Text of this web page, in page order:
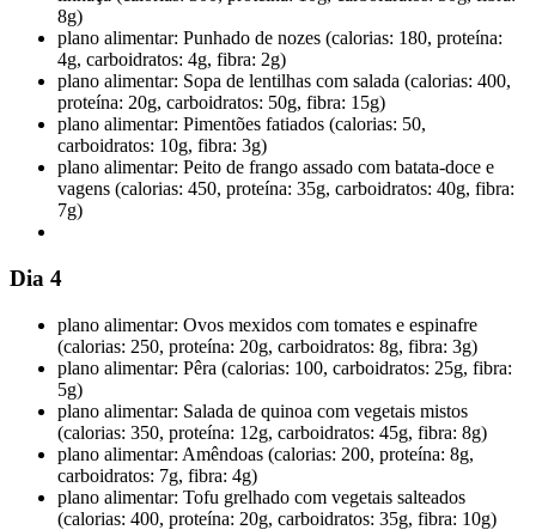
8g)
plano alimentar: Punhado de nozes (calorias: 180, proteína:
4g, carboidratos: 4g, fibra: 2g)
plano alimentar: Sopa de lentilhas com salada (calorias: 400,
proteína: 20g, carboidratos: 50g, fibra: 15g)
plano alimentar: Pimentões fatiados (calorias: 50,
carboidratos: 10g, fibra: 3g)
plano alimentar: Peito de frango assado com batata-doce e
vagens (calorias: 450, proteína: 35g, carboidratos: 40g, fibra:
7g)
Dia 4
plano alimentar: Ovos mexidos com tomates e espinafre
(calorias: 250, proteína: 20g, carboidratos: 8g, fibra: 3g)
plano alimentar: Pêra (calorias: 100, carboidratos: 25g, fibra:
5g)
plano alimentar: Salada de quinoa com vegetais mistos
(calorias: 350, proteína: 12g, carboidratos: 45g, fibra: 8g)
plano alimentar: Amêndoas (calorias: 200, proteína: 8g,
carboidratos: 7g, fibra: 4g)
plano alimentar: Tofu grelhado com vegetais salteados
(calorias: 400, proteína: 20g, carboidratos: 35g, fibra: 10g)